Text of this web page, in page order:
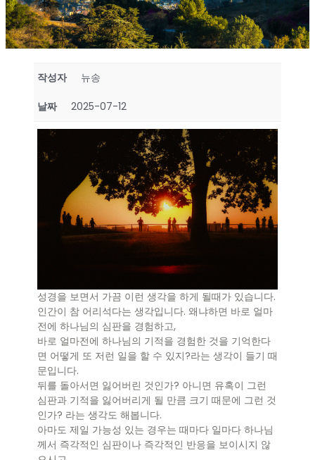
작성자 뉴송
날짜 2025-07-12
성경을 보면서 가끔 이런 생각을 하게 될때가 있습니다.
인간이 참 어리석다는 생각입니다. 왜냐하면 바로 얼마
전에 하나님의 심판을 경험하고,
바로 얼마전에 하나님의 기적을 경험한 것을 기억한다
면 어떻게 또 저런 일을 할 수 있지?라는 생각이 들기 때
문입니다.
뒤를 돌아서면 잃어버린 것인가? 아니면 유혹이 그런
심판과 기적을 잃어버리게 될 만큼 크기 때문에 그런 것
인가? 라는 생각도 해봅니다.
아마도 제일 가능성 있는 경우는 때마다 일마다 하나님
께서 즉각적인 심판이나 즉각적인 반응을 보이시지 않